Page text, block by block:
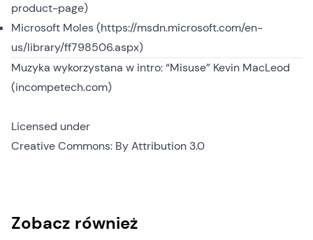
product-page)
Microsoft Moles (https://msdn.microsoft.com/en-
us/library/ff798506.aspx)
Muzyka wykorzystana w intro: “Misuse” Kevin MacLeod
(incompetech.com)
Licensed under
Creative Commons: By Attribution 3.0
Zobacz również